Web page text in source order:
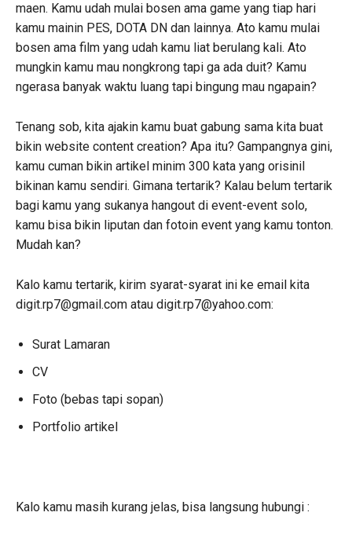
maen. Kamu udah mulai bosen ama game yang tiap hari
kamu mainin PES, DOTA DN dan lainnya. Ato kamu mulai
bosen ama film yang udah kamu liat berulang kali. Ato
mungkin kamu mau nongkrong tapi ga ada duit? Kamu
ngerasa banyak waktu luang tapi bingung mau ngapain?
Tenang sob, kita ajakin kamu buat gabung sama kita buat
bikin website content creation? Apa itu? Gampangnya gini,
kamu cuman bikin artikel minim 300 kata yang orisinil
bikinan kamu sendiri. Gimana tertarik? Kalau belum tertarik
bagi kamu yang sukanya hangout di event-event solo,
kamu bisa bikin liputan dan fotoin event yang kamu tonton.
Mudah kan?
Kalo kamu tertarik, kirim syarat-syarat ini ke email kita
digit.rp7@gmail.com atau digit.rp7@yahoo.com:
Surat Lamaran
CV
Foto (bebas tapi sopan)
Portfolio artikel
Kalo kamu masih kurang jelas, bisa langsung hubungi :